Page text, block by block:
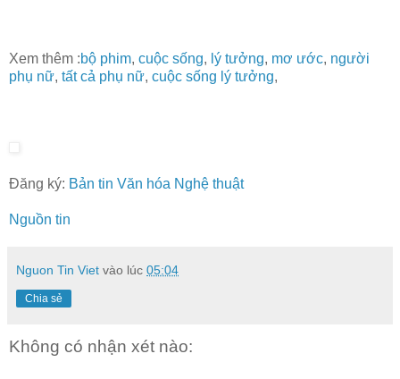
Xem thêm :bộ phim, cuộc sống, lý tưởng, mơ ước, người
phụ nữ, tất cả phụ nữ, cuộc sống lý tưởng,
Đăng ký: Bản tin Văn hóa Nghệ thuật
Nguồn tin
Nguon Tin Viet vào lúc 05:04
Chia sẻ
Không có nhận xét nào: